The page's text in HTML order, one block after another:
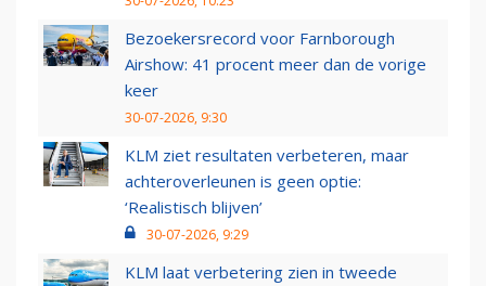
Bezoekersrecord voor Farnborough
Airshow: 41 procent meer dan de vorige
keer
30-07-2026, 9:30
KLM ziet resultaten verbeteren, maar
achteroverleunen is geen optie:
‘Realistisch blijven’
30-07-2026, 9:29
KLM laat verbetering zien in tweede